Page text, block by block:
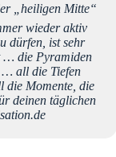
„heiligen Mitte“
wieder aktiv
dürfen, ist sehr
… die Pyramiden
all die Tiefen
die Momente, die
deinen täglichen